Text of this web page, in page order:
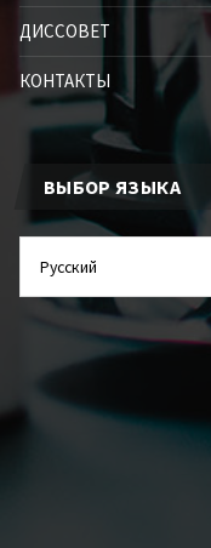
ДИССОВЕТ
КОНТАКТЫ
ВЫБОР ЯЗЫКА
ЯЗЫКА